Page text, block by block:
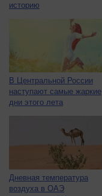
историю
В Центральной России
наступают самые жаркие
дни этого лета
Дневная температура
воздуха в ОАЭ